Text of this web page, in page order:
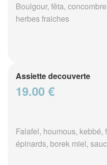
Boulgour, fêta,
herbes fraiches
Assiette decouverte
19.00 €
Falafel, houmous,
épinards, borek miel,